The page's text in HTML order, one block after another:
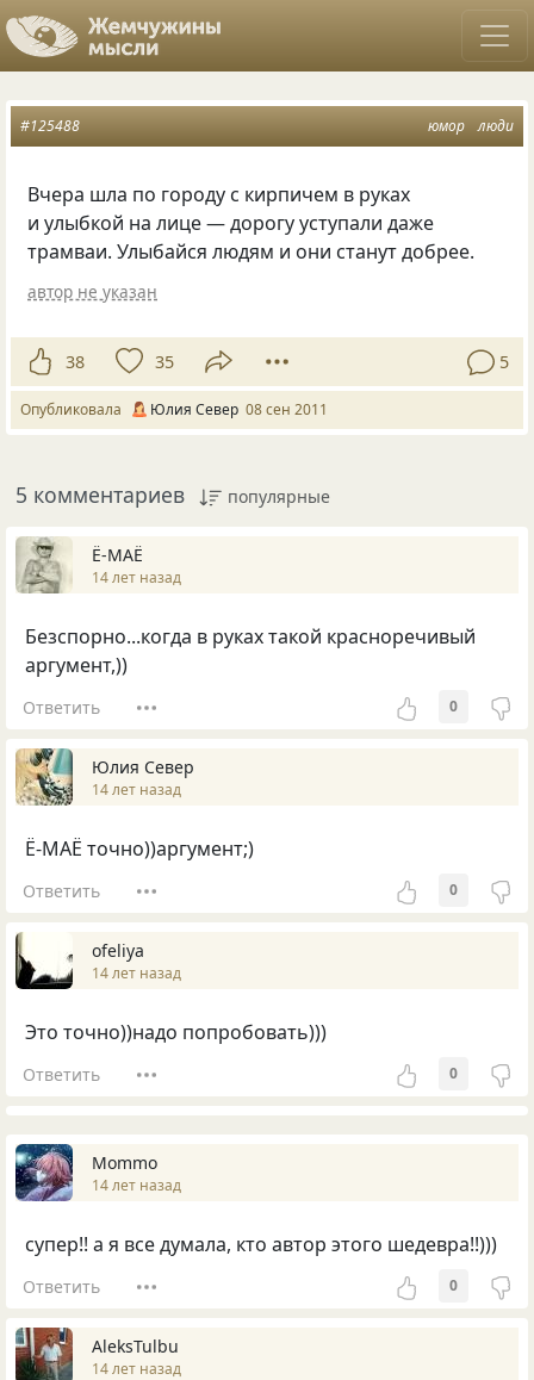
юмор люди
#125488
Вчера шла по городу с кирпичем в руках
и улыбкой на лице — дорогу уступали даже
трамваи. Улыбайся людям и они станут добрее.
автор не указан
38 35 5
Опубликовала Юлия Север 08 сен 2011
5 комментариев популярные
Ё-МАЁ
14 лет назад
Безспорно...когда в руках такой красноречивый
аргумент,))
Ответить 0
Юлия Север
14 лет назад
Ё-МАЁ точно))аргумент;)
Ответить 0
ofeliya
14 лет назад
Это точно))надо попробовать)))
Ответить 0
Mommo
14 лет назад
супер!! а я все думала, кто автор этого шедевра!!)))
Ответить 0
AleksTulbu
14 лет назад